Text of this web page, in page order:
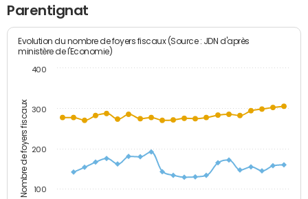
Parentignat
Nombre de foyers fiscaux
Evolution du nombre de foyers fiscaux (Source : JDN d'après
ministère de l'Economie)
100
200
300
400